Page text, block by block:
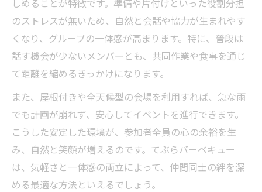
和やかな雰囲気作りに効くてぶらバーベキ
ュー活用術
初心者も安心できるてぶらバーベキュー活用術
てぶらバーベキューなら初心者も安心して
初心者に優しいてぶらBBQのサポート体制
とは
てぶらバーベキューで初参加でも楽しむポ
イント
手ぶらBBQでわかりやすい準備と片付けの
しめることが特徴です。準備や片付けといった役割分担
のストレスが無いため、自然と会話や協力が生まれやす
くなり、グループの一体感が高まります。特に、普段は
話す機会が少ないメンバーとも、共同作業や食事を通じ
て距離を縮めるきっかけになります。
また、屋根付きや全天候型の会場を利用すれば、急な雨
でも計画が崩れず、安心してイベントを進行できます。
こうした安定した環境が、参加者全員の心の余裕を生
み、自然と笑顔が増えるのです。てぶらバーベキュー
は、気軽さと一体感の両立によって、仲間同士の絆を深
める最適な方法といえるでしょう。